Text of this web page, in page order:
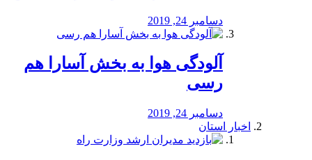
دسامبر 24, 2019
آلودگی هوا به بخش آسارا هم
رسی
دسامبر 24, 2019
اخبار استان